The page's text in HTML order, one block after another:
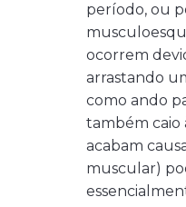
período, ou
ocorrem
arrastando
como ando
também caio
acabam
muscular)